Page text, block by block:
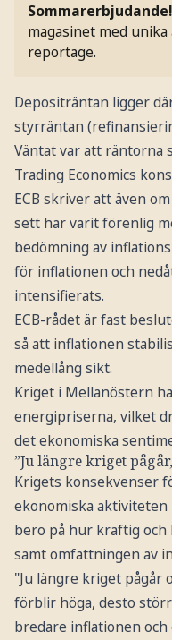
magasinet med
reportage.
Depositräntan ligger
styrräntan
Väntat var att räntorna
Trading Economics
ECB skriver att även
sett har varit förenlig
bedömning av
för inflationen och
intensifierats.
ECB-rådet är fast
så att inflationen
medellång sikt.
Kriget i Mellanöstern
energipriserna, vilket
det ekonomiska
”Ju längre kriget
Krigets konsekvenser
ekonomiska
bero på hur kraftig
samt omfattningen av
"Ju längre kriget pågår
förblir höga, desto
bredare inflationen och